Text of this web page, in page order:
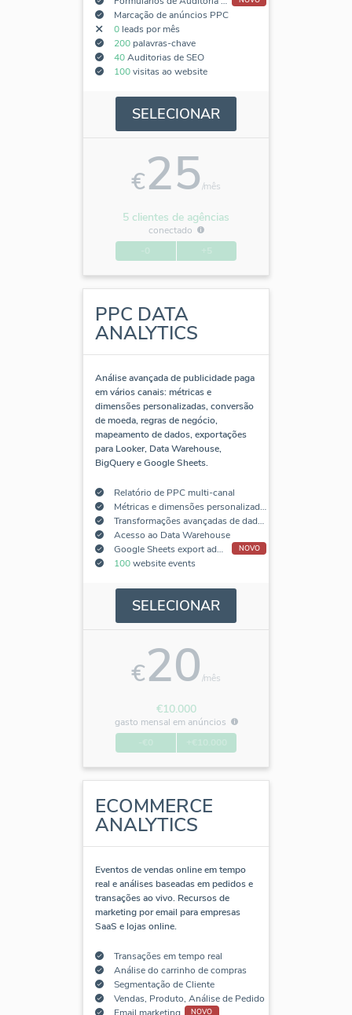
Marcação de anúncios PPC
0leads por mês
200palavras-chave
40Auditorias de SEO
100visitas ao website
SELECIONAR
€25/mês
5 clientes de agências
conectado
PPC DATA
ANALYTICS
Análise avançada de publicidade paga
em vários canais: métricas e
dimensões personalizadas, conversão
de moeda, regras de negócio,
mapeamento de dados, exportações
para Looker, Data Warehouse,
BigQuery e Google Sheets.
Relatório de PPC multi-canal
Métricas e dimensões personalizadas
Transformações avançadas de dados
Acesso ao Data Warehouse
Google Sheets export add-on
NOVO
100website events
SELECIONAR
€20/mês
€10.000
gasto mensal em anúncios
ECOMMERCE
ANALYTICS
Eventos de vendas online em tempo
real e análises baseadas em pedidos e
transações ao vivo. Recursos de
marketing por email para empresas
SaaS e lojas online.
Transações em tempo real
Análise do carrinho de compras
Segmentação de Cliente
Vendas, Produto, Análise de Pedido
Email marketing
NOVO